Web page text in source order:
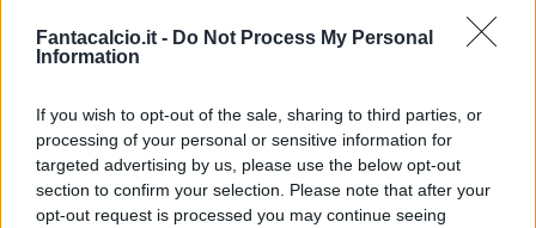
Fantacalcio.it - Do Not Process My Personal
Information
If you wish to opt-out of the sale, sharing to third parties, or
processing of your personal or sensitive information for
targeted advertising by us, please use the below opt-out
section to confirm your selection. Please note that after your
opt-out request is processed you may continue seeing
Mory Diaw (Le Havre), Yehvann Diouf
(Nizza)
El Hadj Malick Diouf (West Ham),
Kreppin Diatta (Monaco), Antoine
Mendy (Nizza), Kalidou Koulibaly (Al-
Hilal), Abdoulaye Seck (Maccabi